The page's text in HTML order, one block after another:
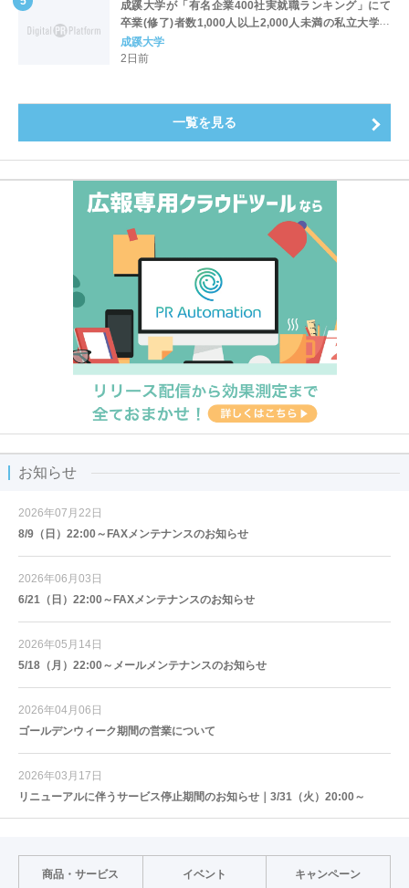
成蹊大学が「有名企業400社実就職ランキング」にて
卒業(修了)者数1,000人以上2,000人未満の私立大学で
全国第1位を獲得！～実就職率は26.5%（前年比＋
4.3pt）に伸長、東京の私立大学でも10位にランクイン
成蹊大学
2日前
一覧を見る
お知らせ
2026年07月22日
8/9（日）22:00～FAXメンテナンスのお知らせ
2026年06月03日
6/21（日）22:00～FAXメンテナンスのお知らせ
2026年05月14日
5/18（月）22:00～メールメンテナンスのお知らせ
2026年04月06日
ゴールデンウィーク期間の営業について
2026年03月17日
リニューアルに伴うサービス停止期間のお知らせ｜3/31（火）20:00～
商品・サービス イベント キャンペーン